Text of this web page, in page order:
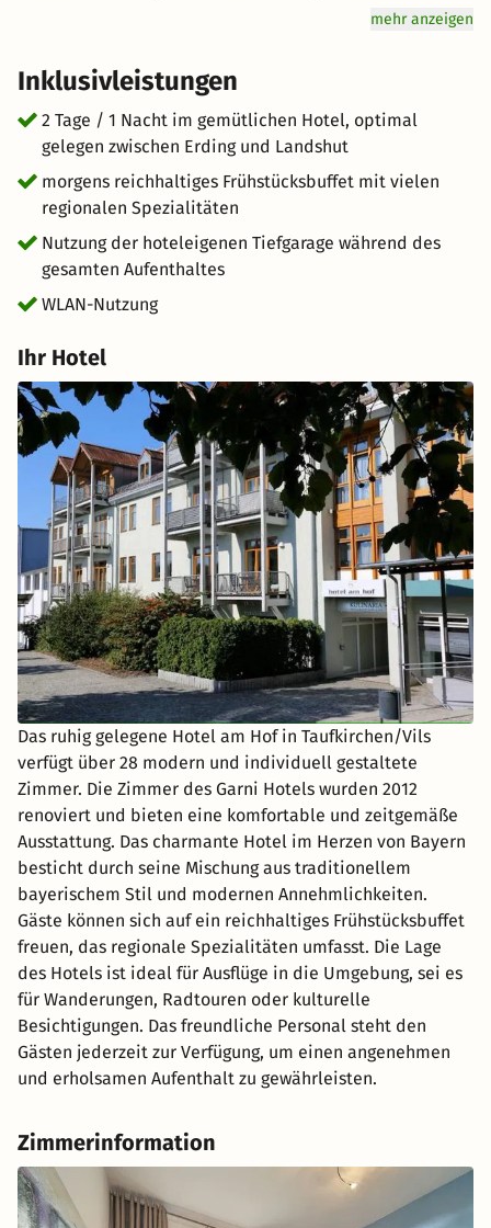
regionale Spezialitäten bietet (Frühstück nur zwischen
Aufenthalts steht Ihnen die hoteleigene Tiefgarage zur
Verfügung, um Ihr Fahrzeug sicher zu parken. Kostenloses
WLAN ist ebenfalls verfügbar, damit Sie in Verbindung
bleiben können. Erleben Sie die perfekte Kombination
aus Komfort und Tradition im Hotel am Hof in
Taufkirchen. Buchen Sie jetzt und genießen Sie Ihre Zeit
in Bayern.
mehr anzeigen
Inklusivleistungen
2 Tage / 1 Nacht im gemütlichen Hotel, optimal
gelegen zwischen Erding und Landshut
morgens reichhaltiges Frühstücksbuffet mit vielen
regionalen Spezialitäten
Nutzung der hoteleigenen Tiefgarage während des
gesamten Aufenthaltes
WLAN-Nutzung
Ihr Hotel
Das ruhig gelegene Hotel am Hof in Taufkirchen/Vils
verfügt über 28 modern und individuell gestaltete
Zimmer. Die Zimmer des Garni Hotels wurden 2012
renoviert und bieten eine komfortable und zeitgemäße
Ausstattung. Das charmante Hotel im Herzen von Bayern
besticht durch seine Mischung aus traditionellem
bayerischem Stil und modernen Annehmlichkeiten.
Gäste können sich auf ein reichhaltiges Frühstücksbuffet
freuen, das regionale Spezialitäten umfasst. Die Lage
des Hotels ist ideal für Ausflüge in die Umgebung, sei es
für Wanderungen, Radtouren oder kulturelle
Besichtigungen. Das freundliche Personal steht den
Gästen jederzeit zur Verfügung, um einen angenehmen
und erholsamen Aufenthalt zu gewährleisten.
Zimmerinformation